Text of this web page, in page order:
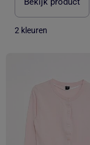
2 kleuren